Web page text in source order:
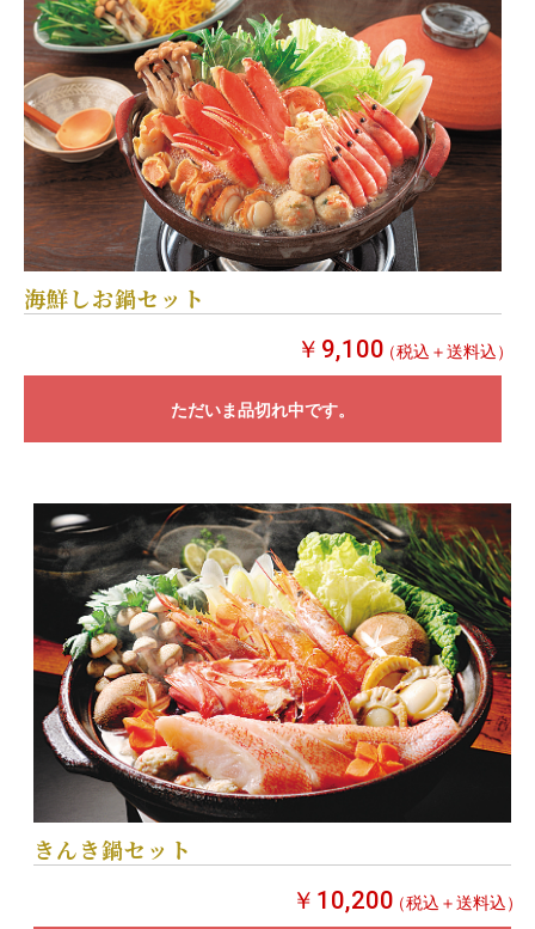
海鮮しお鍋セット
￥9,100（税込＋送料込）
ただいま品切れ中です。
きんき鍋セット
￥10,200（税込＋送料込）